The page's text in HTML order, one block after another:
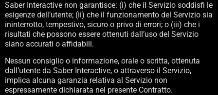
Saber Interactive non garantisce: (i) che il Servizio soddisfi le
esigenze dell’utente; (ii) che il funzionamento del Servizio sia
ininterrotto, tempestivo, sicuro o privo di errori; o (iii) che i
risultati che possono essere ottenuti dall’uso del Servizio
siano accurati o affidabili.
Nessun consiglio o informazione, orale o scritta, ottenuta
dall’utente da Saber Interactive, o attraverso il Servizio,
implica alcuna garanzia relativa al Servizio non
espressamente dichiarata nel presente Contratto.